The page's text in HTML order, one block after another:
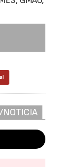
NOTICIA